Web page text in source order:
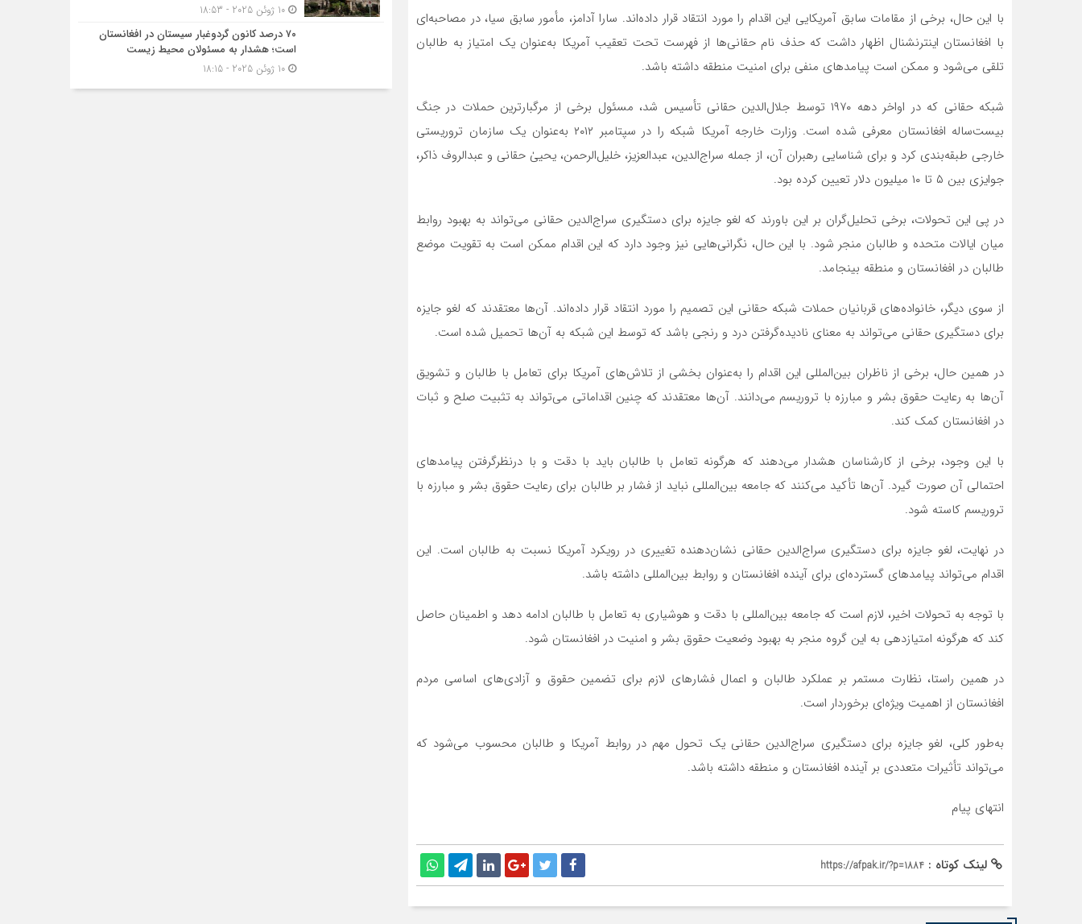
با این حال، برخی از مقامات سابق آمریکایی این اقدام را مورد انتقاد قرار داده‌اند. سارا آدامز، مأمور سابق سیا، در مصاحبه‌ای
با افغانستان اینترنشنال اظهار داشت که حذف نام حقانی‌ها از فهرست تحت تعقیب آمریکا به‌عنوان یک امتیاز به طالبان
تلقی می‌شود و ممکن است پیامدهای منفی برای امنیت منطقه داشته باشد.
شبکه حقانی که در اواخر دهه ۱۹۷۰ توسط جلال‌الدین حقانی تأسیس شد، مسئول برخی از مرگبارترین حملات در جنگ
بیست‌ساله افغانستان معرفی شده است. وزارت خارجه آمریکا شبکه را در سپتامبر ۲۰۱۲ به‌عنوان یک سازمان تروریستی
خارجی طبقه‌بندی کرد و برای شناسایی رهبران آن، از جمله سراج‌الدین، عبدالعزیز، خلیل‌الرحمن، یحییٰ حقانی و عبدالروف ذاکر،
جوایزی بین ۵ تا ۱۰ میلیون دلار تعیین کرده بود.
در پی این تحولات، برخی تحلیل‌گران بر این باورند که لغو جایزه برای دستگیری سراج‌الدین حقانی می‌تواند به بهبود روابط
میان ایالات متحده و طالبان منجر شود. با این حال، نگرانی‌هایی نیز وجود دارد که این اقدام ممکن است به تقویت موضع
طالبان در افغانستان و منطقه بینجامد.
از سوی دیگر، خانواده‌های قربانیان حملات شبکه حقانی این تصمیم را مورد انتقاد قرار داده‌اند. آن‌ها معتقدند که لغو جایزه
برای دستگیری حقانی می‌تواند به معنای نادیده‌گرفتن درد و رنجی باشد که توسط این شبکه به آن‌ها تحمیل شده است.
در همین حال، برخی از ناظران بین‌المللی این اقدام را به‌عنوان بخشی از تلاش‌های آمریکا برای تعامل با طالبان و تشویق
آن‌ها به رعایت حقوق بشر و مبارزه با تروریسم می‌دانند. آن‌ها معتقدند که چنین اقداماتی می‌تواند به تثبیت صلح و ثبات
در افغانستان کمک کند.
با این وجود، برخی از کارشناسان هشدار می‌دهند که هرگونه تعامل با طالبان باید با دقت و با درنظرگرفتن پیامدهای
احتمالی آن صورت گیرد. آن‌ها تأکید می‌کنند که جامعه بین‌المللی نباید از فشار بر طالبان برای رعایت حقوق بشر و مبارزه با
تروریسم کاسته شود.
در نهایت، لغو جایزه برای دستگیری سراج‌الدین حقانی نشان‌دهنده تغییری در رویکرد آمریکا نسبت به طالبان است. این
اقدام می‌تواند پیامدهای گسترده‌ای برای آینده افغانستان و روابط بین‌المللی داشته باشد.
با توجه به تحولات اخیر، لازم است که جامعه بین‌المللی با دقت و هوشیاری به تعامل با طالبان ادامه دهد و اطمینان حاصل
کند که هرگونه امتیازدهی به این گروه منجر به بهبود وضعیت حقوق بشر و امنیت در افغانستان شود.
در همین راستا، نظارت مستمر بر عملکرد طالبان و اعمال فشارهای لازم برای تضمین حقوق و آزادی‌های اساسی مردم
افغانستان از اهمیت ویژه‌ای برخوردار است.
به‌طور کلی، لغو جایزه برای دستگیری سراج‌الدین حقانی یک تحول مهم در روابط آمریکا و طالبان محسوب می‌شود که
می‌تواند تأثیرات متعددی بر آینده افغانستان و منطقه داشته باشد.
انتهای پیام
لینک کوتاه : https://afpak.ir/?p=1884
10 ژوئن 2025 - 18:53
۷۰ درصد کانون گردوغبار سیستان در افغانستان
است؛ هشدار به مسئولان محیط زیست
10 ژوئن 2025 - 18:15